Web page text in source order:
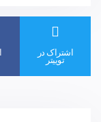
اشتراک در
توییتر